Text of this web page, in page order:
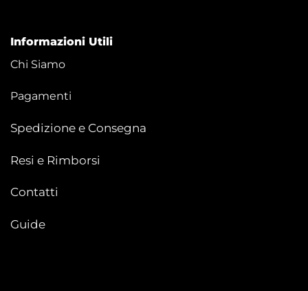
Informazioni Utili
Chi Siamo
Pagamenti
Spedizione e Consegna
Resi e Rimborsi
Contatti
Guide